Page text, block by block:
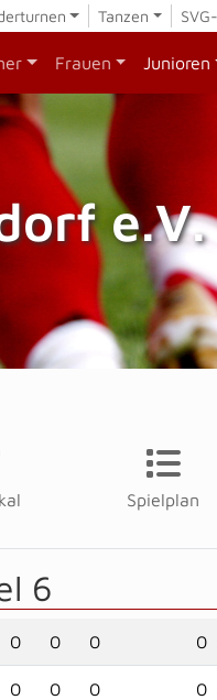
Tanzen
Frauen Junioren
e.V.
Spielplan
6
0 0 0 0
0 0 0 0